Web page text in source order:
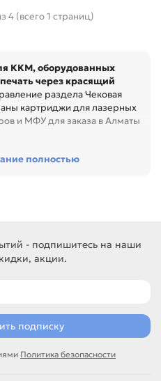
4 (всего 1 страниц)
ККМ, оборудованных
через красящий
раздела Чековая
картриджи для лазерных
и МФУ для заказа в Алматы
стоит сверять не только
есть, например: Лента
такие позиции по
характеристик.
посмотрите соседние
для
Лента чековая
полностью
- подпишитесь на наши
акции.
подписку
Политика безопасности